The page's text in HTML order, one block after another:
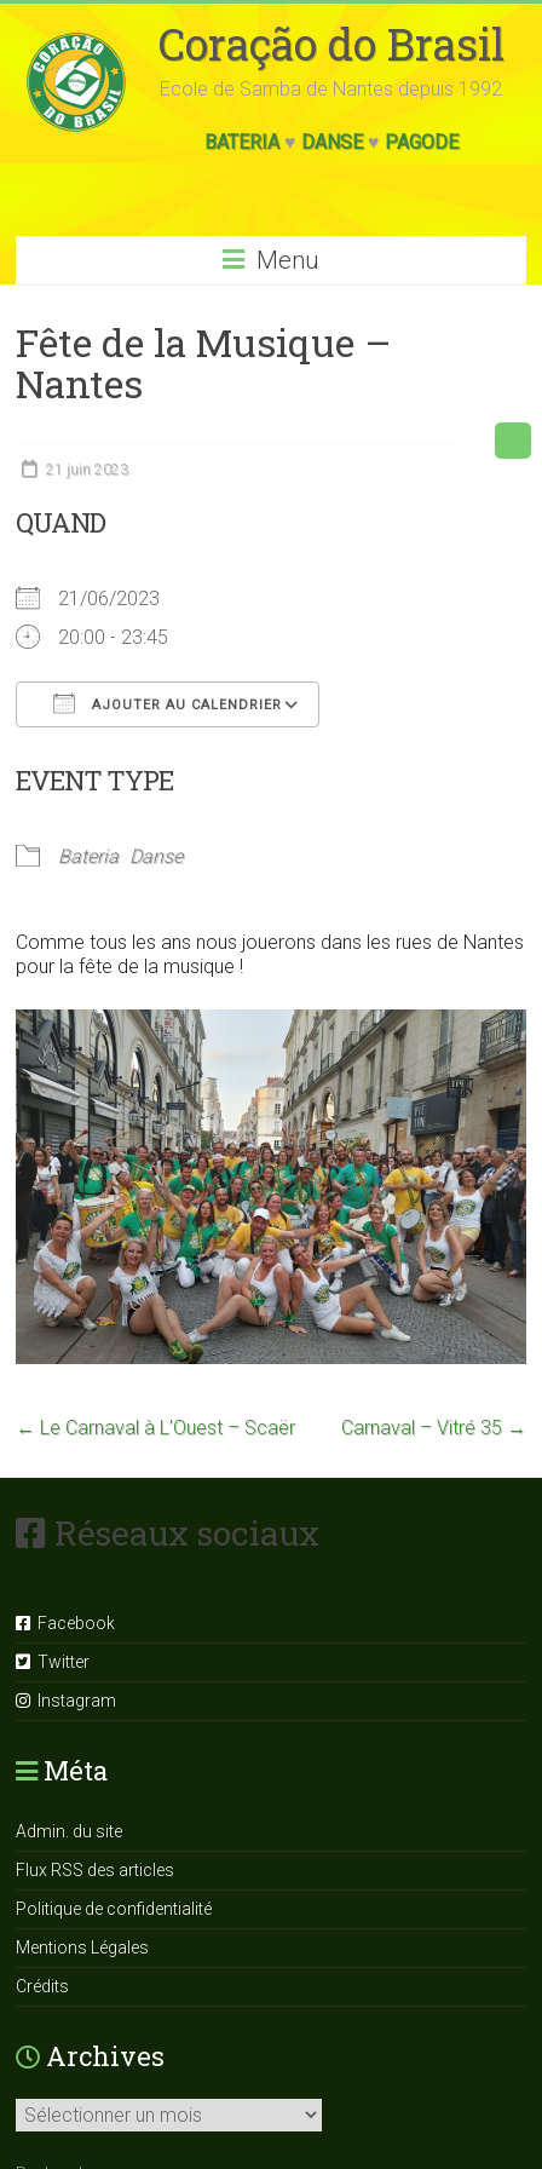
Coração do Brasil
Ecole de Samba de Nantes depuis 1992
BATERIA♥ DANSE♥ PAGODE
Menu
Fête de la Musique –
Nantes
21 juin 2023
QUAND
21/06/2023
20:00 - 23:45
AJOUTER AU CALENDRIER
EVENT TYPE
Bateria Danse
Comme tous les ans nous jouerons dans les rues de Nantes
pour la fête de la musique !
← Le Carnaval à L’Ouest – Scaër Carnaval – Vitré 35 →
Réseaux sociaux
Facebook
Twitter
Instagram
Méta
Admin. du site
Flux RSS des articles
Politique de confidentialité
Mentions Légales
Crédits
Archives
Archives